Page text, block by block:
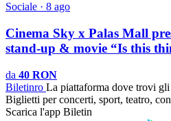
Sociale · 8 ago
Cinema Sky x Palas Mall
stand-up & movie “Is this
da 40 RON
Biletinro La piattaforma dove trovi
Biglietti per concerti, sport, teatro,
Scarica l'app Biletin